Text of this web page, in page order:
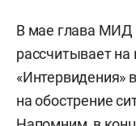
В мае глава
рассчитывает на
«Интервидения»
на обострение